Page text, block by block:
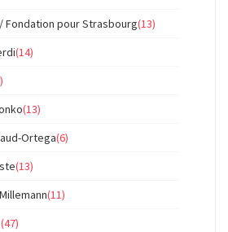
/ Fondation pour Strasbourg(13)
(14)
(13)
Ortega(6)
(13)
(11)
(47)